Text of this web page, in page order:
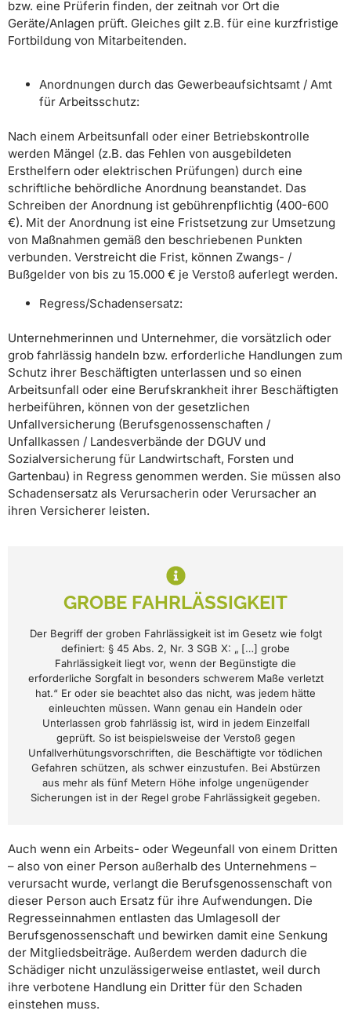
bzw. eine Prüferin finden, der zeitnah vor Ort die
Geräte/Anlagen prüft. Gleiches gilt z.B. für eine kurzfristige
Fortbildung von Mitarbeitenden.
Anordnungen durch das Gewerbeaufsichtsamt / Amt
für Arbeitsschutz:
Nach einem Arbeitsunfall oder einer Betriebskontrolle
werden Mängel (z.B. das Fehlen von ausgebildeten
Ersthelfern oder elektrischen Prüfungen) durch eine
schriftliche behördliche Anordnung beanstandet. Das
Schreiben der Anordnung ist gebührenpflichtig (400-600
€). Mit der Anordnung ist eine Fristsetzung zur Umsetzung
von Maßnahmen gemäß den beschriebenen Punkten
verbunden. Verstreicht die Frist, können Zwangs- /
Bußgelder von bis zu 15.000 € je Verstoß auferlegt werden.
Regress/Schadensersatz:
Unternehmerinnen und Unternehmer, die vorsätzlich oder
grob fahrlässig handeln bzw. erforderliche Handlungen zum
Schutz ihrer Beschäftigten unterlassen und so einen
Arbeitsunfall oder eine Berufskrankheit ihrer Beschäftigten
herbeiführen, können von der gesetzlichen
Unfallversicherung (Berufsgenossenschaften /
Unfallkassen / Landesverbände der DGUV und
Sozialversicherung für Landwirtschaft, Forsten und
Gartenbau) in Regress genommen werden. Sie müssen also
Schadensersatz als Verursacherin oder Verursacher an
ihren Versicherer leisten.
GROBE FAHRLÄSSIGKEIT
Der Begriff der groben Fahrlässigkeit ist im Gesetz wie folgt
definiert: § 45 Abs. 2, Nr. 3 SGB X: „ […] grobe
Fahrlässigkeit liegt vor, wenn der Begünstigte die
erforderliche Sorgfalt in besonders schwerem Maße verletzt
hat.“ Er oder sie beachtet also das nicht, was jedem hätte
einleuchten müssen. Wann genau ein Handeln oder
Unterlassen grob fahrlässig ist, wird in jedem Einzelfall
geprüft. So ist beispielsweise der Verstoß gegen
Unfallverhütungsvorschriften, die Beschäftigte vor tödlichen
Gefahren schützen, als schwer einzustufen. Bei Abstürzen
aus mehr als fünf Metern Höhe infolge ungenügender
Sicherungen ist in der Regel grobe Fahrlässigkeit gegeben.
Auch wenn ein Arbeits- oder Wegeunfall von einem Dritten
– also von einer Person außerhalb des Unternehmens –
verursacht wurde, verlangt die Berufsgenossenschaft von
dieser Person auch Ersatz für ihre Aufwendungen. Die
Regresseinnahmen entlasten das Umlagesoll der
Berufsgenossenschaft und bewirken damit eine Senkung
der Mitgliedsbeiträge. Außerdem werden dadurch die
Schädiger nicht unzulässigerweise entlastet, weil durch
ihre verbotene Handlung ein Dritter für den Schaden
einstehen muss.